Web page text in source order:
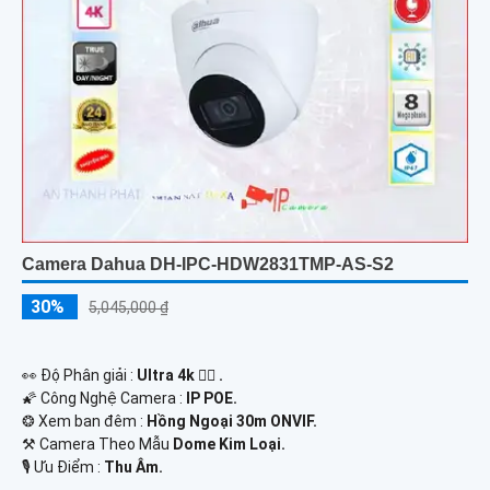
Camera Dahua DH-IPC-HDW2831TMP-AS-S2
30% 5,045,000 ₫
️👀 Độ Phân giải : Ultra 4k 👍🏾 .
🌠 Công Nghệ Camera :
IP POE.
❂ Xem ban đêm : Hồng Ngoại 30m ONVIF.
⚒ Camera Theo Mẫu Dome Kim Loại.
️🎙 Ưu Điểm : Thu Âm.